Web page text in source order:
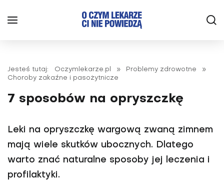
Jesteś tutaj: Oczymlekarze.pl » Problemy zdrowotne
»
Choroby zakaźne i pasożytnicze
7 sposobów na opryszczkę
Leki na opryszczkę wargową zwaną zimnem
mają wiele skutków ubocznych. Dlatego
warto znać naturalne sposoby jej leczenia i
profilaktyki.